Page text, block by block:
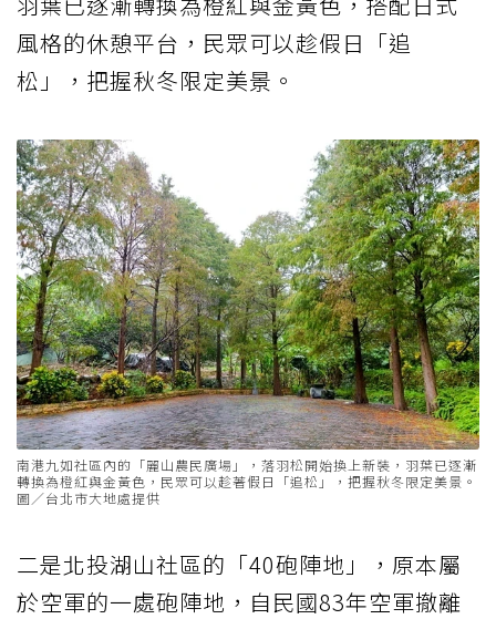
風格的休憩平台，民眾可以趁假日「追
松」，把握秋冬限定美景。
南港九如社區內的「麗山農民廣場」，落羽松開始換上新裝，羽葉已逐漸
轉換為橙紅與金黃色，民眾可以趁著假日「追松」，把握秋冬限定美景。
圖／台北市大地處提供
二是北投湖山社區的「40砲陣地」，原本屬
於空軍的一處砲陣地，自民國83年空軍撤離